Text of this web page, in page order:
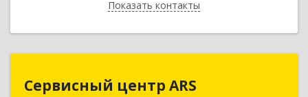
Показать контакты
Назад
Сервисный центр ARS